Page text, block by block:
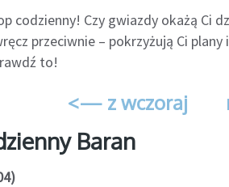
codzienny! Czy gwiazdy okażą Ci
przeciwnie – pokrzyżują Ci
to!
<— z wczoraj
Baran